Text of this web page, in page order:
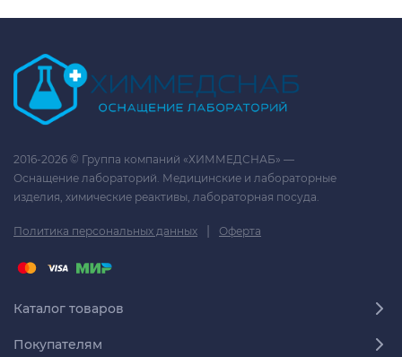
2016-2026 © Группа компаний «ХИММЕДСНАБ» —
Оснащение лабораторий. Медицинские и лабораторные
изделия, химические реактивы, лабораторная посуда.
Политика персональных данных | Оферта
Каталог товаров
Покупателям